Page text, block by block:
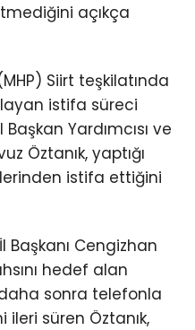
açıkça
Siirt teşkilatında
istifa süreci
Yardımcısı ve
Öztanık, yaptığı
istifa ettiğini
Başkanı Cengizhan
hedef alan
daha sonra telefonla
süren Öztanık,